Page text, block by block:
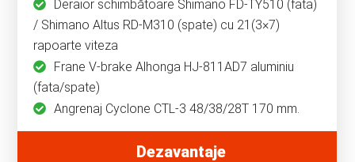
Deraior schimbătoare Shimano FD-TY510 (fata)
/ Shimano Altus RD-M310 (spate) cu 21(3×7)
rapoarte viteza
Frane V-brake Alhonga HJ-811AD7 aluminiu
(fata/spate)
Angrenaj Cyclone CTL-3 48/38/28T 170 mm.
Dezavantaje